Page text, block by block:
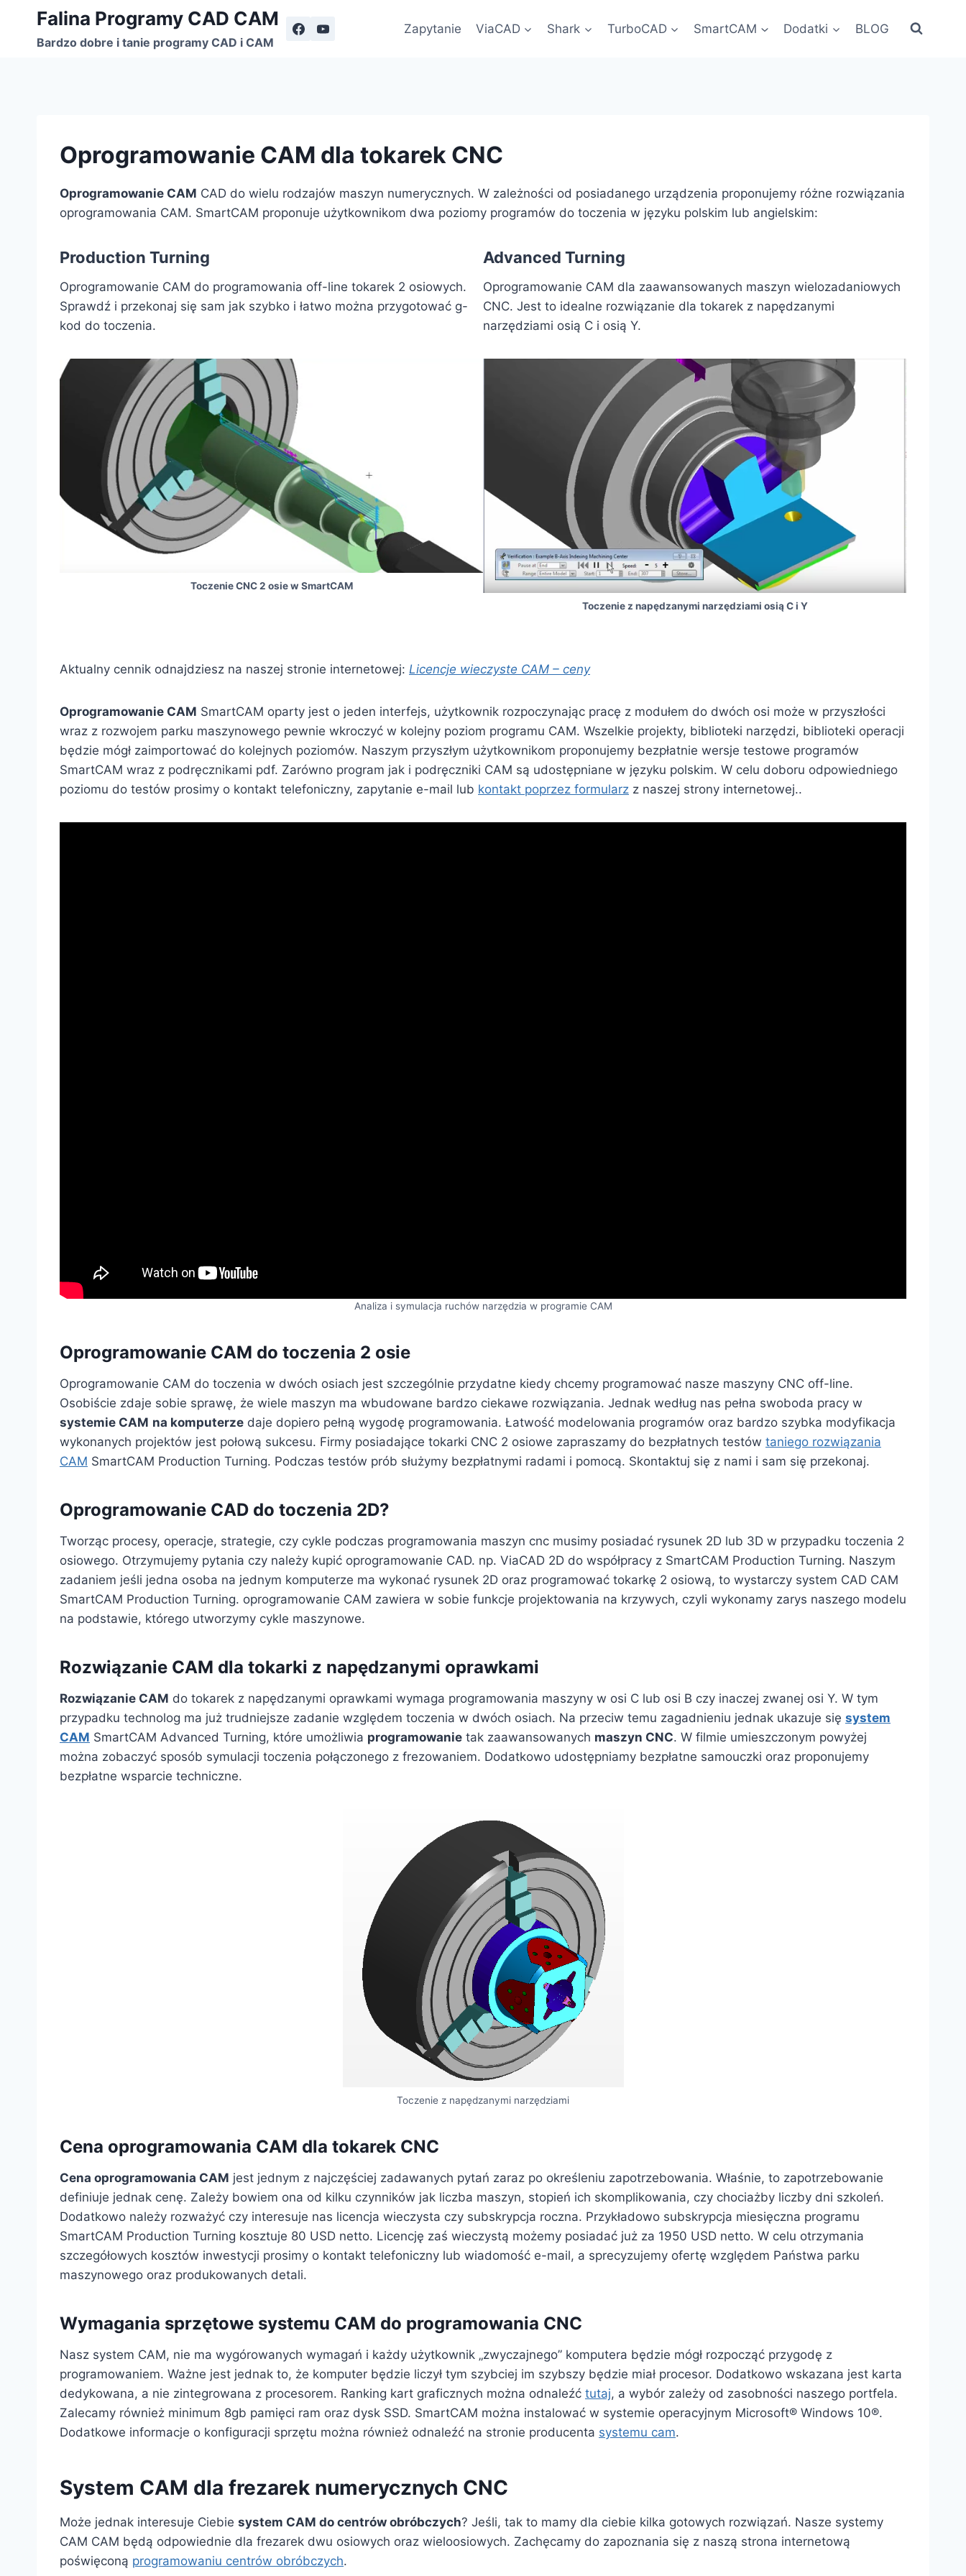
PrzejdźFalina Programy CAD CAM
Bardzo dobre i tanie programy CAD i CAM
Zapytanie ViaCAD Shark TurboCAD SmartCAM Dodatki BLOG
Oprogramowanie CAM dla tokarek CNC
Oprogramowanie CAM CAD do wielu rodzajów maszyn numerycznych. W zależności od posiadanego urządzenia proponujemy różne rozwiązania
oprogramowania CAM. SmartCAM proponuje użytkownikom dwa poziomy programów do toczenia w języku polskim lub angielskim:
Production Turning
Oprogramowanie CAM do programowania off-line tokarek 2 osiowych.
Sprawdź i przekonaj się sam jak szybko i łatwo można przygotować g-
kod do toczenia.
Toczenie CNC 2 osie w SmartCAM
Advanced Turning
Oprogramowanie CAM dla zaawansowanych maszyn wielozadaniowych
CNC. Jest to idealne rozwiązanie dla tokarek z napędzanymi
narzędziami osią C i osią Y.
Toczenie z napędzanymi narzędziami osią C i Y
Aktualny cennik odnajdziesz na naszej stronie internetowej: Licencje wieczyste CAM – ceny
Oprogramowanie CAM SmartCAM oparty jest o jeden interfejs, użytkownik rozpoczynając pracę z modułem do dwóch osi może w przyszłości
wraz z rozwojem parku maszynowego pewnie wkroczyć w kolejny poziom programu CAM. Wszelkie projekty, biblioteki narzędzi, biblioteki operacji
będzie mógł zaimportować do kolejnych poziomów. Naszym przyszłym użytkownikom proponujemy bezpłatnie wersje testowe programów
SmartCAM wraz z podręcznikami pdf. Zarówno program jak i podręczniki CAM są udostępniane w języku polskim. W celu doboru odpowiedniego
poziomu do testów prosimy o kontakt telefoniczny, zapytanie e-mail lub kontakt poprzez formularz z naszej strony internetowej..
Analiza i symulacja ruchów narzędzia w programie CAM
Oprogramowanie CAM do toczenia 2 osie
Oprogramowanie CAM do toczenia w dwóch osiach jest szczególnie przydatne kiedy chcemy programować nasze maszyny CNC off-line.
Osobiście zdaje sobie sprawę, że wiele maszyn ma wbudowane bardzo ciekawe rozwiązania. Jednak według nas pełna swoboda pracy w
systemie CAM na komputerze daje dopiero pełną wygodę programowania. Łatwość modelowania programów oraz bardzo szybka modyfikacja
wykonanych projektów jest połową sukcesu. Firmy posiadające tokarki CNC 2 osiowe zapraszamy do bezpłatnych testów taniego rozwiązania
CAM SmartCAM Production Turning. Podczas testów prób służymy bezpłatnymi radami i pomocą. Skontaktuj się z nami i sam się przekonaj.
Oprogramowanie CAD do toczenia 2D?
Tworząc procesy, operacje, strategie, czy cykle podczas programowania maszyn cnc musimy posiadać rysunek 2D lub 3D w przypadku toczenia 2
osiowego. Otrzymujemy pytania czy należy kupić oprogramowanie CAD. np. ViaCAD 2D do współpracy z SmartCAM Production Turning. Naszym
zadaniem jeśli jedna osoba na jednym komputerze ma wykonać rysunek 2D oraz programować tokarkę 2 osiową, to wystarczy system CAD CAM
SmartCAM Production Turning. oprogramowanie CAM zawiera w sobie funkcje projektowania na krzywych, czyli wykonamy zarys naszego modelu
na podstawie, którego utworzymy cykle maszynowe.
Rozwiązanie CAM dla tokarki z napędzanymi oprawkami
Rozwiązanie CAM do tokarek z napędzanymi oprawkami wymaga programowania maszyny w osi C lub osi B czy inaczej zwanej osi Y. W tym
przypadku technolog ma już trudniejsze zadanie względem toczenia w dwóch osiach. Na przeciw temu zagadnieniu jednak ukazuje się system
CAM SmartCAM Advanced Turning, które umożliwia programowanie tak zaawansowanych maszyn CNC. W filmie umieszczonym powyżej
można zobaczyć sposób symulacji toczenia połączonego z frezowaniem. Dodatkowo udostępniamy bezpłatne samouczki oraz proponujemy
bezpłatne wsparcie techniczne.
Toczenie z napędzanymi narzędziami
Cena oprogramowania CAM dla tokarek CNC
Cena oprogramowania CAM jest jednym z najczęściej zadawanych pytań zaraz po określeniu zapotrzebowania. Właśnie, to zapotrzebowanie
definiuje jednak cenę. Zależy bowiem ona od kilku czynników jak liczba maszyn, stopień ich skomplikowania, czy chociażby liczby dni szkoleń.
Dodatkowo należy rozważyć czy interesuje nas licencja wieczysta czy subskrypcja roczna. Przykładowo subskrypcja miesięczna programu
SmartCAM Production Turning kosztuje 80 USD netto. Licencję zaś wieczystą możemy posiadać już za 1950 USD netto. W celu otrzymania
szczegółowych kosztów inwestycji prosimy o kontakt telefoniczny lub wiadomość e-mail, a sprecyzujemy ofertę względem Państwa parku
maszynowego oraz produkowanych detali.
Wymagania sprzętowe systemu CAM do programowania CNC
Nasz system CAM, nie ma wygórowanych wymagań i każdy użytkownik „zwyczajnego” komputera będzie mógł rozpocząć przygodę z
programowaniem. Ważne jest jednak to, że komputer będzie liczył tym szybciej im szybszy będzie miał procesor. Dodatkowo wskazana jest karta
dedykowana, a nie zintegrowana z procesorem. Ranking kart graficznych można odnaleźć tutaj, a wybór zależy od zasobności naszego portfela.
Zalecamy również minimum 8gb pamięci ram oraz dysk SSD. SmartCAM można instalować w systemie operacyjnym Microsoft® Windows 10®.
Dodatkowe informacje o konfiguracji sprzętu można również odnaleźć na stronie producenta systemu cam.
System CAM dla frezarek numerycznych CNC
Może jednak interesuje Ciebie system CAM do centrów obróbczych? Jeśli, tak to mamy dla ciebie kilka gotowych rozwiązań. Nasze systemy
CAM CAM będą odpowiednie dla frezarek dwu osiowych oraz wieloosiowych. Zachęcamy do zapoznania się z naszą strona internetową
poświęconą programowaniu centrów obróbczych.